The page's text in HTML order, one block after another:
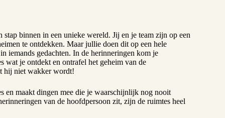
stap binnen in een unieke wereld. Jij en je team zijn op een
te ontdekken. Maar jullie doen dit op een hele
iemands gedachten. In de herinneringen kom je
wat je ontdekt en ontrafel het geheim van de
hij niet wakker wordt!
en maakt dingen mee die je waarschijnlijk nog nooit
van de hoofdpersoon zit, zijn de ruimtes heel